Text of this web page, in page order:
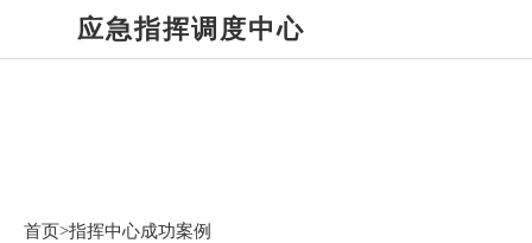
应急指挥调度中心
首页>指挥中心成功案例